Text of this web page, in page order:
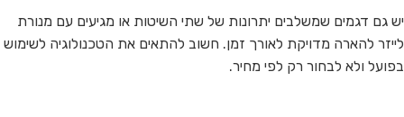
יש גם דגמים שמשלבים יתרונות של שתי השיטות או מגיעים עם מנורת
לייזר להארה מדויקת לאורך זמן. חשוב להתאים את הטכנולוגיה לשימוש
בפועל ולא לבחור רק לפי מחיר.